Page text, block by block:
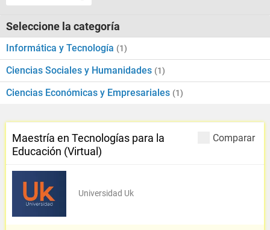
Seleccione la categoría
Informática y Tecnología (1)
Ciencias Sociales y Humanidades (1)
Ciencias Económicas y Empresariales (1)
Comparar
Maestría en Tecnologías para la
Educación (Virtual)
Universidad Uk